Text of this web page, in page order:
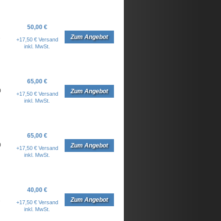
50,00 €
+17,50 € Versand
inkl. MwSt.
Zum Angebot
65,00 €
+17,50 € Versand
inkl. MwSt.
Zum Angebot
65,00 €
+17,50 € Versand
inkl. MwSt.
Zum Angebot
40,00 €
+17,50 € Versand
inkl. MwSt.
Zum Angebot